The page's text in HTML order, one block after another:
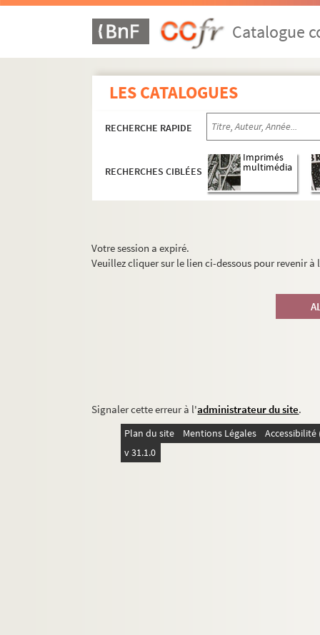
Catalogue
LES CATALOGUES
RECHERCHE RAPIDE
RECHERCHES CIBLÉES
Imprimés
multimédia
Votre session a expiré.
Veuillez cliquer sur le lien ci-dessous pour revenir
Signaler cette erreur à l'administrateur du site.
Plan du site Mentions Légales
v 31.1.0